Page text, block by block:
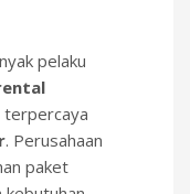
pelaku
terpercaya
. Perusahaan
paket